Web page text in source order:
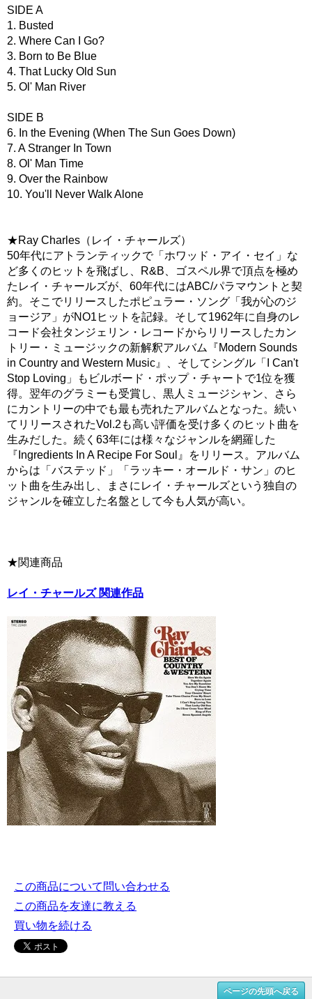
SIDE A
1. Busted
2. Where Can I Go?
3. Born to Be Blue
4. That Lucky Old Sun
5. Ol' Man River
SIDE B
6. In the Evening (When The Sun Goes Down)
7. A Stranger In Town
8. Ol' Man Time
9. Over the Rainbow
10. You'll Never Walk Alone
★Ray Charles（レイ・チャールズ）
50年代にアトランティックで「ホワッド・アイ・セイ」な
ど多くのヒットを飛ばし、R&B、ゴスペル界で頂点を極め
たレイ・チャールズが、60年代にはABC/パラマウントと契
約。そこでリリースしたポピュラー・ソング「我が心のジ
ョージア」がNO1ヒットを記録。そして1962年に自身のレ
コード会社タンジェリン・レコードからリリースしたカン
トリー・ミュージックの新解釈アルバム『Modern Sounds
in Country and Western Music』、そしてシングル「I Can't
Stop Loving」もビルボード・ポップ・チャートで1位を獲
得。翌年のグラミーも受賞し、黒人ミュージシャン、さら
にカントリーの中でも最も売れたアルバムとなった。続い
てリリースされたVol.2も高い評価を受け多くのヒット曲を
生みだした。続く63年には様々なジャンルを網羅した
『Ingredients In A Recipe For Soul』をリリース。アルバム
からは「バステッド」「ラッキー・オールド・サン」のヒ
ット曲を生み出し、まさにレイ・チャールズという独自の
ジャンルを確立した名盤として今も人気が高い。
★関連商品
レイ・チャールズ 関連作品
この商品について問い合わせる
この商品を友達に教える
買い物を続ける
ページの先頭へ戻る